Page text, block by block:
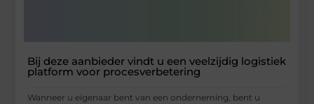
Bij deze aanbieder vindt u een veelzijdig logistiek
platform voor procesverbetering
Wanneer u eigenaar bent van een onderneming, bent u